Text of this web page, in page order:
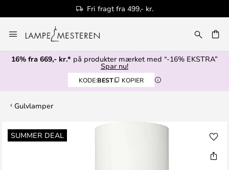
Fri fragt fra 499,- kr.
to
Content
16% fra 669,- kr.* på produkter mærket med “-16% EKSTRA”
Spar nu!
KODE:BEST KOPIER
Gulvlamper
SUMMER DEAL
Gå
til